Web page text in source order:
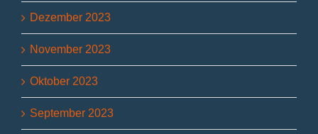
Dezember 2023
November 2023
Oktober 2023
September 2023